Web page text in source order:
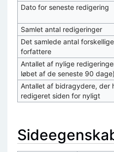
Dato for seneste redigering
Samlet antal redigeringer
Det samlede antal forskellige
forfattere
Antallet af nylige
løbet af de seneste 90 dage)
Antallet af bidragydere, der
redigeret siden for nyligt